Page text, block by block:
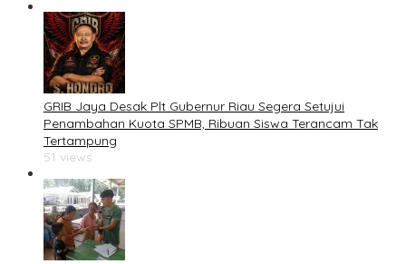
GRIB Jaya Desak Plt Gubernur Riau Segera Setujui
Penambahan Kuota SPMB, Ribuan Siswa Terancam Tak
Tertampung
51 views